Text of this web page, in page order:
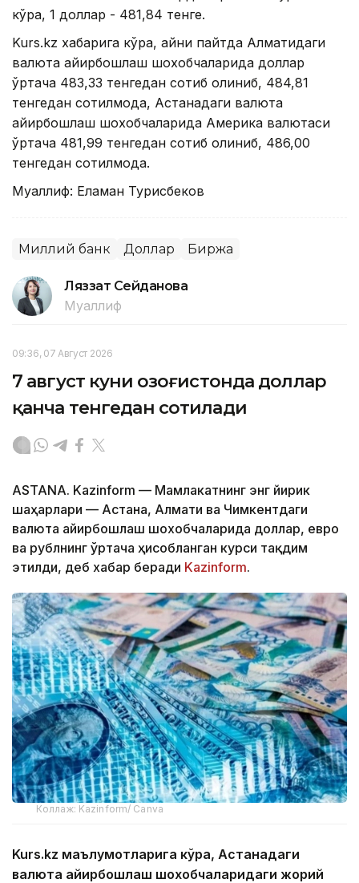
кўра, 1 доллар - 481,84 тенге.
Kurs.kz хабарига кўра, айни пайтда Алматидаги
валюта айирбошлаш шохобчаларида доллар
ўртача 483,33 тенгедан сотиб олиниб, 484,81
тенгедан сотилмоқда, Астанадаги валюта
айирбошлаш шохобчаларида Америка валютаси
ўртача 481,99 тенгедан сотиб олиниб, 486,00
тенгедан сотилмоқда.
Муаллиф: Еламан Турисбеков
Миллий банк Доллар Биржа
Ляззат Сейданова
Муаллиф
09:36, 07 Август 2026
7 август куни Қозоғистонда доллар
қанча тенгедан сотилади
ASTANA. Kazinform — Мамлакатнинг энг йирик
шаҳарлари — Астана, Алмати ва Чимкентдаги
валюта айирбошлаш шохобчаларида доллар, евро
ва рублнинг ўртача ҳисобланган курси тақдим
этилди, деб хабар беради Kazinform.
Коллаж: Kazinform/ Canva
Kurs.kz маълумотларига кўра, Астанадаги
валюта айирбошлаш шохобчаларидаги жорий